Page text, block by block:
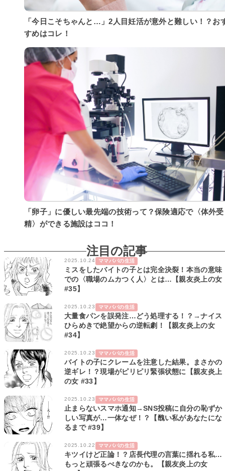
「今日こそちゃんと…」2人目妊活が意外と難しい！？お
すめはコレ！
「卵子」に優しい最先端の技術って？保険適応で〈体外受
精〉ができる施設はココ！
注目の記事
2025.10.24 ママパパの生活
ミスをしたバイトの子とは完全決裂！本当の意味
での〈職場のムカつく人〉とは…【親友炎上の女
#35】
2025.10.23 ママパパの生活
大量食パンを誤発注…どう処理する！？→ナイス
ひらめきで絶望からの逆転劇！【親友炎上の女
#34】
2025.10.23 ママパパの生活
バイトの子にクレームを注意した結果。まさかの
逆ギレ！？現場がピリピリ緊張状態に【親友炎上
の女 #33】
2025.10.23 ママパパの生活
止まらないスマホ通知→SNS投稿に自分の恥ずか
しい写真が…一体なぜ！？【醜い私があなたにな
るまで #39】
2025.10.22 ママパパの生活
キツイけど正論！？店長代理の言葉に揺れる私…
もっと頑張るべきなのかも。【親友炎上の女